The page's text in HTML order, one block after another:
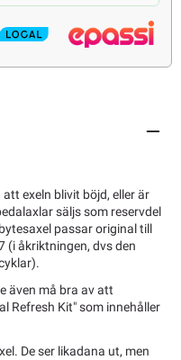
exeln blivit böjd, eller är
säljs som reservdel
passar original till
(i åkriktningen, dvs den
även må bra av att
Refresh Kit" som innehåller
De ser likadana ut, men